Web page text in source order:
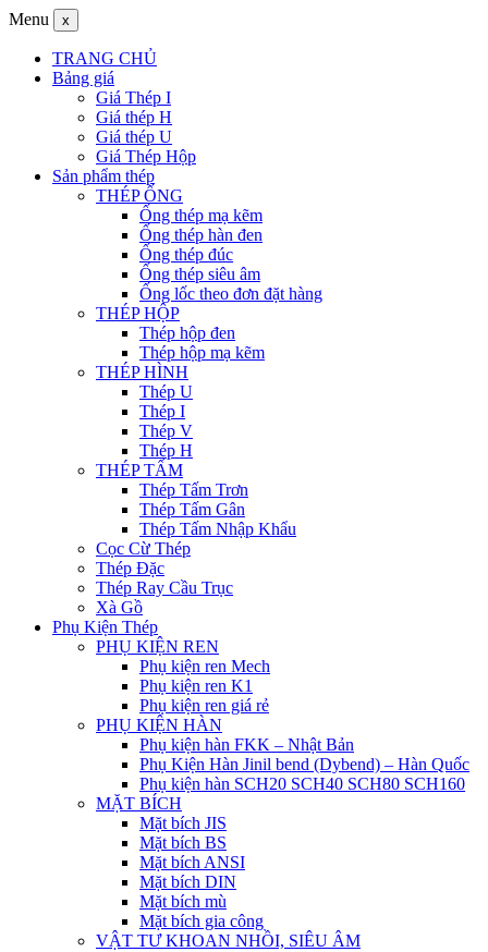
Menu x
TRANG CHỦ
Bảng giá
Giá Thép I
Giá thép H
Giá thép U
Giá Thép Hộp
Sản phẩm thép
THÉP ỐNG
Ống thép mạ kẽm
Ống thép hàn đen
Ống thép đúc
Ống thép siêu âm
Ống lốc theo đơn đặt hàng
THÉP HỘP
Thép hộp đen
Thép hộp mạ kẽm
THÉP HÌNH
Thép U
Thép I
Thép V
Thép H
THÉP TẤM
Thép Tấm Trơn
Thép Tấm Gân
Thép Tấm Nhập Khẩu
Cọc Cừ Thép
Thép Đặc
Thép Ray Cầu Trục
Xà Gồ
Phụ Kiện Thép
PHỤ KIỆN REN
Phụ kiện ren Mech
Phụ kiện ren K1
Phụ kiện ren giá rẻ
PHỤ KIỆN HÀN
Phụ kiện hàn FKK – Nhật Bản
Phụ Kiện Hàn Jinil bend (Dybend) – Hàn Quốc
Phụ kiện hàn SCH20 SCH40 SCH80 SCH160
MẶT BÍCH
Mặt bích JIS
Mặt bích BS
Mặt bích ANSI
Mặt bích DIN
Mặt bích mù
Mặt bích gia công
VẬT TƯ KHOAN NHỒI, SIÊU ÂM